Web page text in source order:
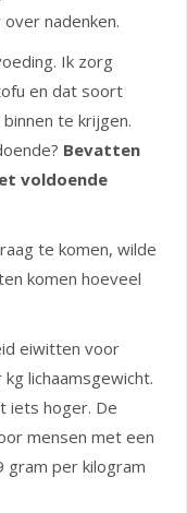
nadenken.
Ik zorg
en dat soort
te krijgen.
Bevatten
voldoende
te komen, wilde
komen hoeveel
eiwitten voor
lichaamsgewicht.
iets hoger. De
mensen met een
per kilogram